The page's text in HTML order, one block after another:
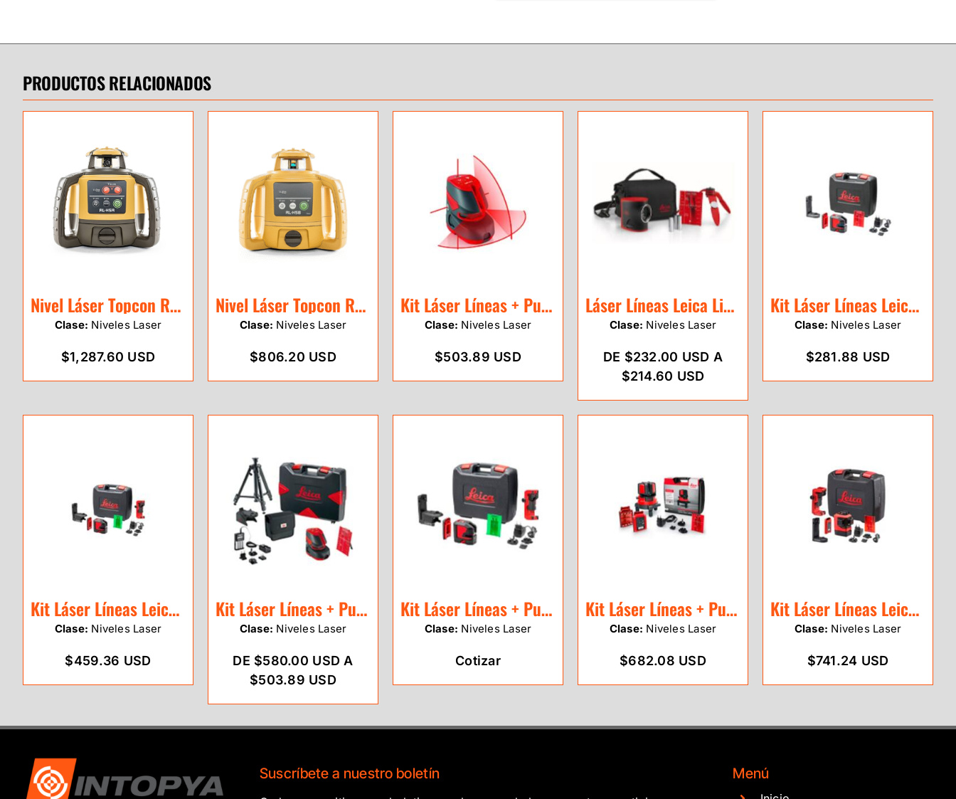
PRODUCTOS RELACIONADOS
Nivel Láser Topcon RL-H5A Batería Recargable
Clase: Niveles Laser
$1,287.60 USD
Nivel Láser Topcon RL-H5B
Clase: Niveles Laser
$806.20 USD
Kit Láser Líneas + Puntos Leica Lino L2P5 (rojo)
Clase: Niveles Laser
$503.89 USD
Láser Líneas Leica Lino L2 (rojo)
Clase: Niveles Laser
DE $232.00 USD A
$214.60 USD
Kit Láser Líneas Leica Lino L2-1 (rojo)
Clase: Niveles Laser
$281.88 USD
Kit Láser Líneas Leica Lino L2G-1 (verde)
Clase: Niveles Laser
$459.36 USD
Kit Láser Líneas + Puntos Leica Lino L2P5 (rojo)
Clase: Niveles Laser
DE $580.00 USD A
$503.89 USD
Kit Láser Líneas + Puntos Leica Lino L2P5G-1 (verde)
Clase: Niveles Laser
Cotizar
Kit Láser Líneas + Puntos Leica Lino L4P1 (rojo)
Clase: Niveles Laser
$682.08 USD
Kit Láser Líneas Leica Lino L6G-1 (verde)
Clase: Niveles Laser
$741.24 USD
Suscríbete a nuestro boletín Menú